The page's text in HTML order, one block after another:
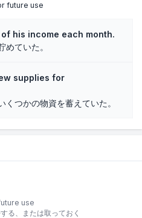
future use
his income each month.
めていた。
supplies for
つかの物資を蓄えていた。
use
る、または取っておく